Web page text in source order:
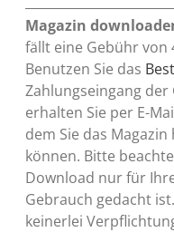
Magazin
fällt eine Gebühr von
Benutzen Sie das
Zahlungseingang
erhalten Sie per E-
dem Sie das
können. Bitte
Download nur für
Gebrauch gedacht
keinerlei